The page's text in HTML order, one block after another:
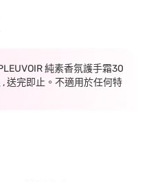
純素香氛護手霜30
送完即止。不適用於任何特